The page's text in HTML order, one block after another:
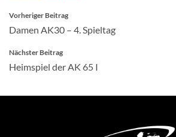
BEITRAGSNAVIGATION
Vorheriger Beitrag
Damen AK30 – 4. Spieltag
Nächster Beitrag
Heimspiel der AK 65 I